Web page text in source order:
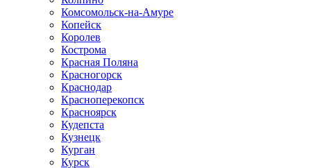
Комсомольск-на-Амуре
Копейск
Королев
Кострома
Красная Поляна
Красногорск
Краснодар
Красноперекопск
Красноярск
Кудепста
Кузнецк
Курган
Курск